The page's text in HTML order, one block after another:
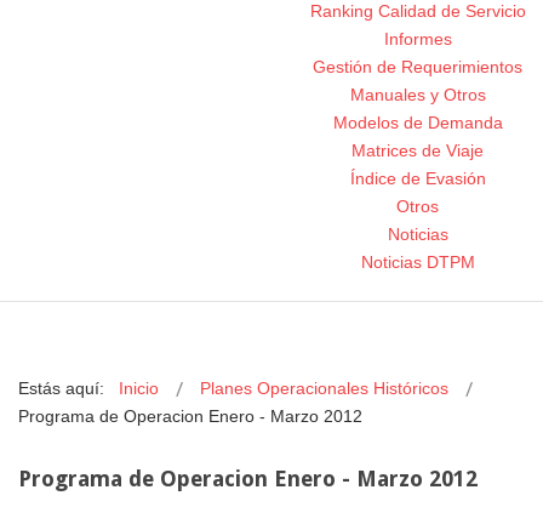
Ranking Calidad de Servicio
Informes
Gestión de Requerimientos
Manuales y Otros
Modelos de Demanda
Matrices de Viaje
Índice de Evasión
Otros
Noticias
Noticias DTPM
Estás aquí: Inicio
Planes Operacionales Históricos
Programa de Operacion Enero - Marzo 2012
Programa de Operacion Enero - Marzo 2012